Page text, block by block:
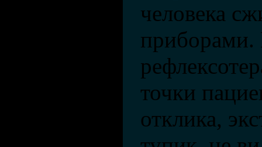
человека
точки
отклика,